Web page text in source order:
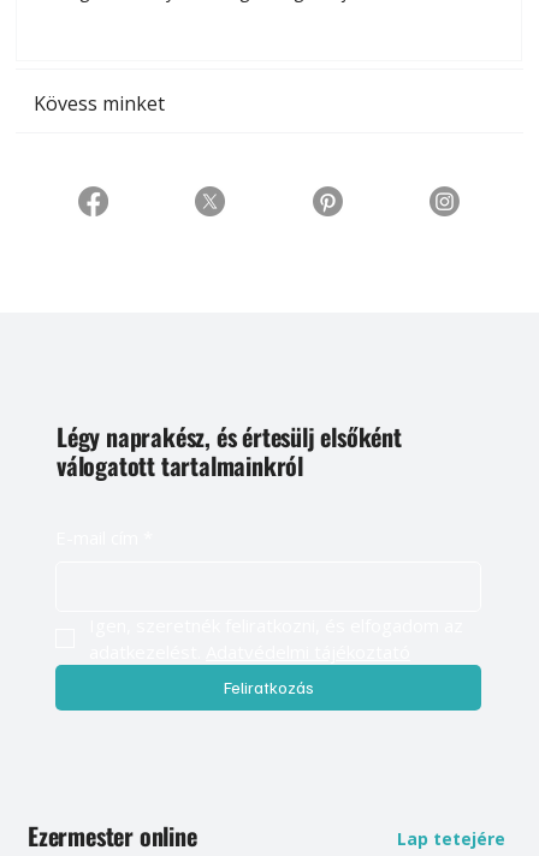
Kövess minket
Légy naprakész, és értesülj elsőként
válogatott tartalmainkról
Feliratkozás
Ezermester online Lap tetejére